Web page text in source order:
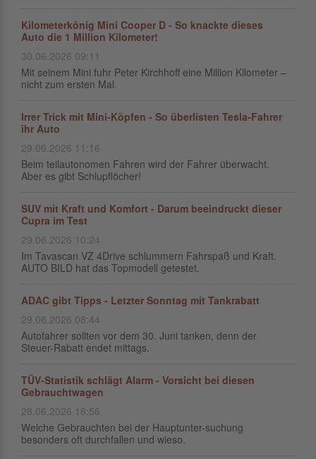
Kilometerkönig Mini Cooper D - So knackte dieses
Auto die 1 Million Kilometer!
30.06.2026 09:11
Mit seinem Mini fuhr Peter Kirchhoff eine Million Kilometer –
nicht zum ersten Mal.
Irrer Trick mit Mini-Köpfen - So überlisten Tesla-Fahrer
ihr Auto
29.06.2026 11:16
Beim teilautonomen Fahren wird der Fahrer überwacht.
Aber es gibt Schlupflöcher!
SUV mit Kraft und Komfort - Darum beeindruckt dieser
Cupra im Test
29.06.2026 10:24
Im Tavascan VZ 4Drive schlummern Fahrspaß und Kraft.
AUTO BILD hat das Topmodell getestet.
ADAC gibt Tipps - Letzter Sonntag mit Tankrabatt
29.06.2026 08:44
Autofahrer sollten vor dem 30. Juni tanken, denn der
Steuer-Rabatt endet mittags.
TÜV-Statistik schlägt Alarm - Vorsicht bei diesen
Gebrauchtwagen
28.06.2026 16:56
Welche Gebrauchten bei der Hauptunter-suchung
besonders oft durchfallen und wieso.